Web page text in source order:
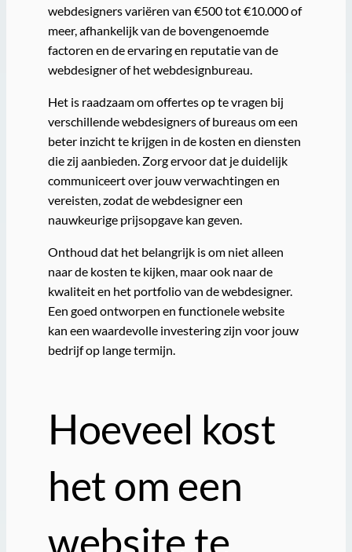
webdesigners variëren van €500 tot €10.000 of
meer, afhankelijk van de bovengenoemde
factoren en de ervaring en reputatie van de
webdesigner of het webdesignbureau.
Het is raadzaam om offertes op te vragen bij
verschillende webdesigners of bureaus om een
beter inzicht te krijgen in de kosten en diensten
die zij aanbieden. Zorg ervoor dat je duidelijk
communiceert over jouw verwachtingen en
vereisten, zodat de webdesigner een
nauwkeurige prijsopgave kan geven.
Onthoud dat het belangrijk is om niet alleen
naar de kosten te kijken, maar ook naar de
kwaliteit en het portfolio van de webdesigner.
Een goed ontworpen en functionele website
kan een waardevolle investering zijn voor jouw
bedrijf op lange termijn.
Hoeveel kost
het om een
website te